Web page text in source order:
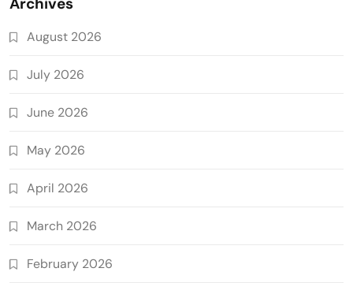
August 2026
July 2026
June 2026
May 2026
April 2026
March 2026
February 2026